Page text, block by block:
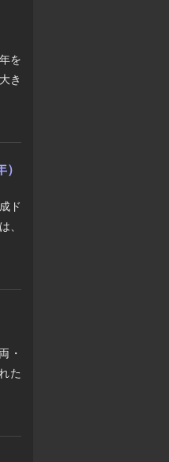
を
き
ド
、
・
た